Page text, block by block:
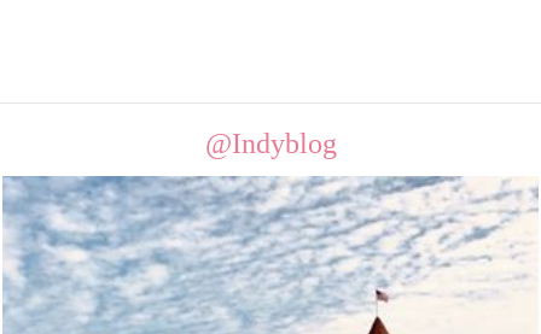
@Indyblog